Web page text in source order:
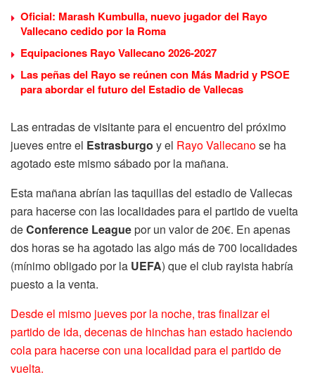
Oficial: Marash Kumbulla, nuevo jugador del Rayo
Vallecano cedido por la Roma
Equipaciones Rayo Vallecano 2026-2027
Las peñas del Rayo se reúnen con Más Madrid y PSOE
para abordar el futuro del Estadio de Vallecas
Las entradas de visitante para el encuentro del próximo
jueves entre el Estrasburgo y el Rayo Vallecanose ha
agotado este mismo sábado por la mañana.
Esta mañana abrían las taquillas del estadio de Vallecas
para hacerse con las localidades para el partido de vuelta
deConference Leaguepor un valor de 20€. En apenas
dos horas se ha agotado las algo más de 700 localidades
(mínimo obligado por la UEFA) que el club rayista habría
puesto a la venta.
Desde el mismo jueves por la noche, tras finalizar el
partido de ida, decenas de hinchas han estado haciendo
cola para hacerse con una localidad para el partido de
vuelta.